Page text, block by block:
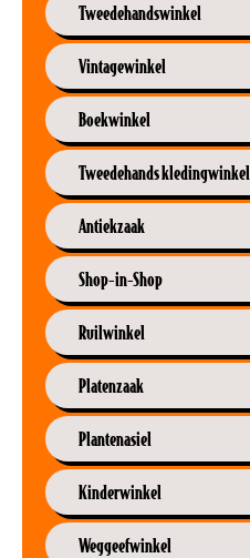
Tweedehandswinkel
Vintagewinkel
Boekwinkel
Tweedehands kledingwinkel
Antiekzaak
Shop-in-Shop
Ruilwinkel
Platenzaak
Plantenasiel
Kinderwinkel
Weggeefwinkel